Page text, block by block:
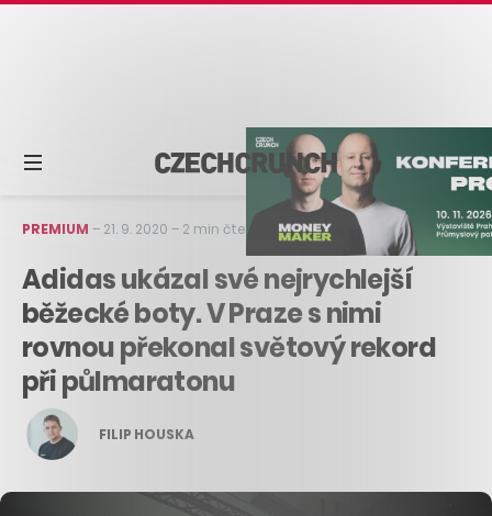
PREMIUM – 21. 9. 2020 – 2 min čtení
Adidas ukázal své nejrychlejší
běžecké boty. V Praze s nimi
rovnou překonal světový rekord
při půlmaratonu
FILIP HOUSKA